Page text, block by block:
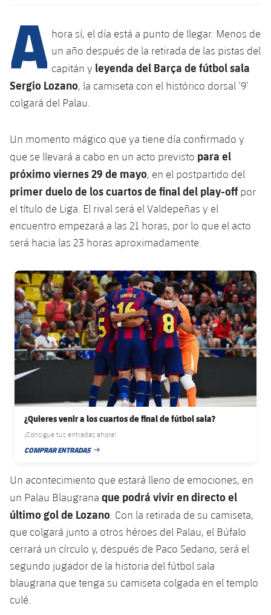
plusicon
más
Instalaciones
Spotify Camp Nou
Palau Blaugrana
Estadi Johan Cruyff
Barça Cafe
Ciutat Esportiva
plusicon
más
Servicios
Servicios Médicos
Accesibilidad
Acreditaciones
Instalaciones
SUB12
SUB11 A
SUB10 A
SUB10 B
SUB9 A
SUB9 B
SUB8 B
SUB13 B
SUB12 C
SUB11 C
Entradas
Gameday Shows
Resultados
Jugadores
Historia
Palmarés
Barça Atlètic
Junior
Cadete A
Infantil A
Infantil B
PLUSICON
MÁS
Primer Equipo
plusicon
más
Actualidad
Entradas
Resultados
Clasificaciones
Fotos
Historia
Palmarés
Barça Atlètic
plusicon
más
Actualidad
Resultados
Clasificaciones
Fotos
Base
plusicon
más
Actualidad
Juvenil
Cadete A
Infantil A
Infantil B
PLUSICON
MÁS
Primer equipo
plusicon
más
Actualidad
Entradas
Resultados
Clasificaciones
Fotos
Palmarés
Historia
Barça Atlètic
plusicon
más
Actualidad
Calendario
Resultados
Jugadores
Clasificaciones
Base
plusicon
más
Actualidad
Juvenil
Cadete
Alevín
Campus Verano
PLUSICON
MÁS
Actualidad
Clasificaciones
Jugadores
Fotos
Barça Atlètic
plusicon
más
Actualidad
Resultados
Jugadores
Clasificaciones
Base
plusicon
más
Barça C
Junior
Juvenil
Infantil
PLUSICON
MÁS
Información general
plusicon
más
Noticias
Atletismo
plusicon
más
A hora sí, el día está a punto de llegar. Menos de
un año después de la retirada de las pistas del
capitán y leyenda del Barça de fútbol sala
Sergio Lozano, la camiseta con el histórico dorsal ‘9’
colgará del Palau.
Un momento mágico que ya tiene día confirmado y
que se llevará a cabo en un acto previsto para el
próximo viernes 29 de mayo, en el postpartido del
primer duelo de los cuartos de final del play-off por
el título de Liga. El rival será el Valdepeñas y el
encuentro empezará a las 21 horas, por lo que el acto
será hacia las 23 horas aproximadamente.
FC Barcelona club badge
¿Quieres venir a los cuartos de final de fútbol sala?
¡Consigue tus entradas ahora!
COMPRAR ENTRADAS
FECHA DE PUBLICACIÓN
Un acontecimiento que estará lleno de emociones, en
un Palau Blaugrana que podrá vivir en directo el
último gol de Lozano . Con la retirada de su camiseta,
que colgará junto a otros héroes del Palau, el Búfalo
cerrará un círculo y, después de Paco Sedano, será el
segundo jugador de la historia del fútbol sala
blaugrana que tenga su camiseta colgada en el templo
culé.